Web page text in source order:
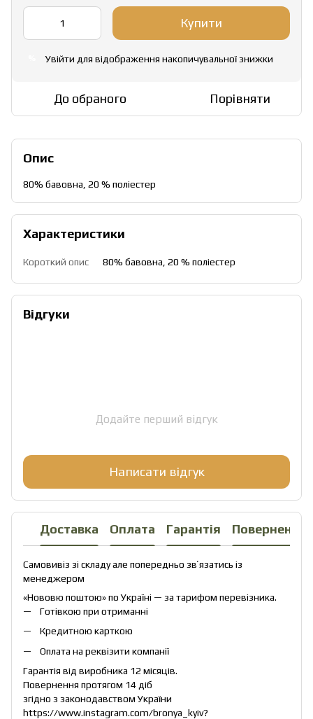
Купити
Увійти для відображення накопичувальної знижки
До обраного Порівняти
Опис
80% бавовна, 20 % поліестер
Характеристики
Короткий опис 80% бавовна, 20 % поліестер
Відгуки
Додайте перший відгук
Написати відгук
Доставка Оплата Гарантія Повернення
Самовивіз зі складу але попередньо звʼязатись із
менеджером
«Нововю поштою» по Україні — за тарифом перевізника.
Готівкою при отриманні
Кредитною карткою
Оплата на реквізити компанії
Гарантія від виробника 12 місяців.
Повернення протягом 14 діб
згідно з законодавством України
https://www.instagram.com/bronya_kyiv?